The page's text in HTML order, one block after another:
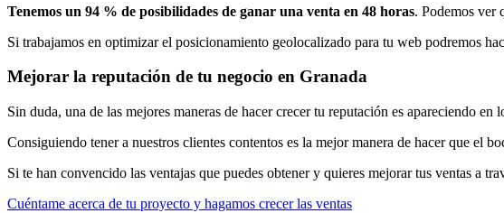
Tenemos un 94 % de posibilidades de ganar una venta en 48 horas. Podemos ver
Si trabajamos en optimizar el posicionamiento geolocalizado para tu web podremos
Mejorar la reputación de tu negocio en Granada
Sin duda, una de las mejores maneras de hacer crecer tu reputación es apareciendo
Consiguiendo tener a nuestros clientes contentos es la mejor manera de hacer que el
Si te han convencido las ventajas que puedes obtener y quieres mejorar tus ventas a
Cuéntame acerca de tu proyecto y hagamos crecer las ventas